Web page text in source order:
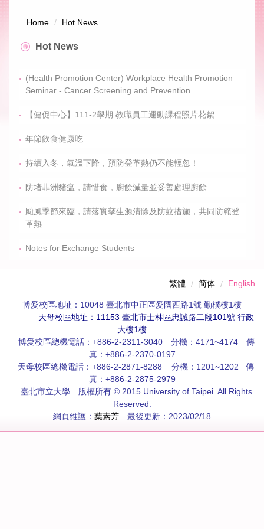
main
content
Home Hot News
Hot News
(Health Promotion Center) Workplace Health Promotion
Seminar - Cancer Screening and Prevention
【健促中心】111-2學期 教職員工運動課程照片花絮
年節飲食健康吃
持續入冬，氣溫下降，預防登革熱仍不能輕忽！
防堵非洲豬瘟，請惜食，廚餘減量並妥善處理廚餘
颱風季節來臨，請落實孳生源清除及防蚊措施，共同防範登
革熱
Notes for Exchange Students
繁體 简体 English
博愛校區地址：10048 臺北市中正區愛國西路1號 勤樸樓1樓
天母校區地址：11153 臺北市士林區忠誠路二段101號 行政
大樓1樓
博愛校區總機電話：+886-2-2311-3040 分機：4171~4174 傳
真：+886-2-2370-0197
天母校區總機電話：+886-2-2871-8288 分機：1201~1202 傳
真：+886-2-2875-2979
臺北市立大學 版權所有 © 2015 University of Taipei. All Rights
Reserved.
網頁維護： 葉素芳 最後更新：2023/02/18